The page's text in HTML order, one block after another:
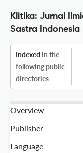
Klitika: Jurnal
Sastra
Indexed in the
following public
directories
Overview
Publisher
Language